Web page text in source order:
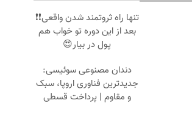
تنها راه ثروتمند شدن واقعی❗❗
بعد از این دوره تو خواب هم
پول در بیار😍
دندان مصنوعی سوئیسی:
جدیدترین فناوری اروپا، سبک
و مقاوم | پرداخت قسطی